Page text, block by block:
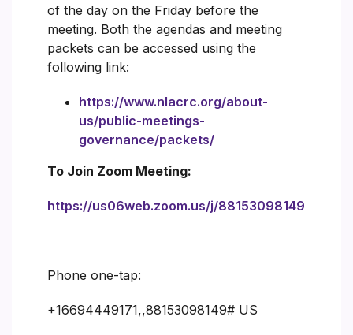
of the day on the Friday before the
meeting. Both the agendas and meeting
packets can be accessed using the
following link:
https://www.nlacrc.org/about-
us/public-meetings-
governance/packets/
To Join Zoom Meeting:
https://us06web.zoom.us/j/88153098149
Phone one-tap:
+16694449171,,88153098149# US